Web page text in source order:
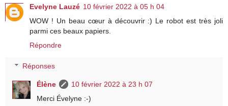
Evelyne Lauzé 10 février 2022 à 05 h 04
WOW ! Un beau cœur à découvrir :) Le robot est très joli
parmi ces beaux papiers.
Répondre
Réponses
Élène
10 février 2022 à 23 h 07
Merci Évelyne :-)